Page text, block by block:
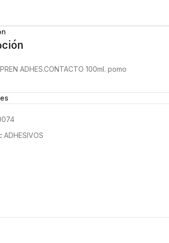
ADHES.CONTACTO 100ml. pomo
ADHESIVOS